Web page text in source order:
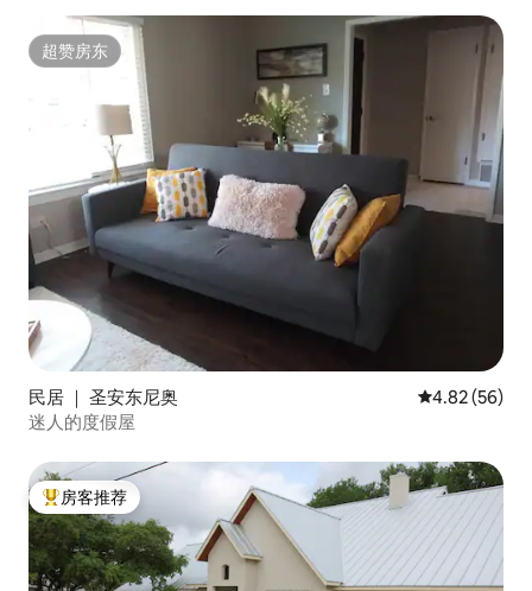
超赞房东
超赞房东
民居 ｜ 圣安东尼奥 平均评分
4.82 (56)
迷人的度假屋
热门「房客推荐」
房客推荐